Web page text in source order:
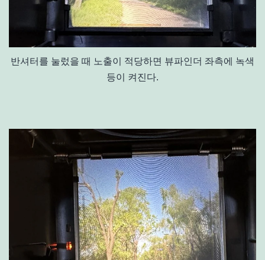
반셔터를 눌렀을 때 노출이 적당하면 뷰파인더 좌측에 녹색
등이 켜진다.